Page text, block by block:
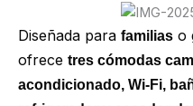
Diseñada para familias o
ofrece tres cómodas
acondicionado, Wi-Fi,